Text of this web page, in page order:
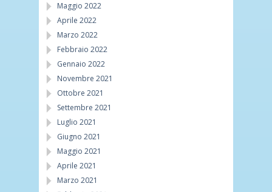
Maggio 2022
Aprile 2022
Marzo 2022
Febbraio 2022
Gennaio 2022
Novembre 2021
Ottobre 2021
Settembre 2021
Luglio 2021
Giugno 2021
Maggio 2021
Aprile 2021
Marzo 2021